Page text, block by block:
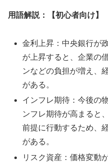
用語解説：【初心者向け】
金利上昇：中央銀行が
が上昇すると、企業の
ンなどの負担が増え、
がある。
インフレ期待：今後の
ンフレ期待が高まると
前提に行動するため、
がある。
リスク資産：価格変動